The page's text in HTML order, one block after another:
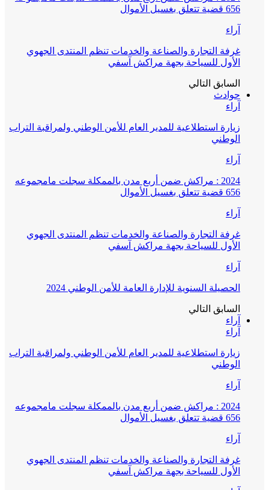
656 قضية تتعلق بغسيل الأموال
آراء
غرفة التجارة والصناعة والخدمات تنظم المنتدى الجهوي
الأول للسياحة بجهة مراكش آسفي
السابق التالي
حوادث
آراء
زيارة استطلاعية للمدير العام للأمن الوطني ولمراقبة التراب
الوطني
آراء
2024 : مراكش ضمن أربع مدن بالممكلة سجلت مامجموعه
656 قضية تتعلق بغسيل الأموال
آراء
غرفة التجارة والصناعة والخدمات تنظم المنتدى الجهوي
الأول للسياحة بجهة مراكش آسفي
آراء
الحصيلة السنوية للإدارة العامة للأمن الوطني 2024
السابق التالي
آراء
آراء
زيارة استطلاعية للمدير العام للأمن الوطني ولمراقبة التراب
الوطني
آراء
2024 : مراكش ضمن أربع مدن بالممكلة سجلت مامجموعه
656 قضية تتعلق بغسيل الأموال
آراء
غرفة التجارة والصناعة والخدمات تنظم المنتدى الجهوي
الأول للسياحة بجهة مراكش آسفي